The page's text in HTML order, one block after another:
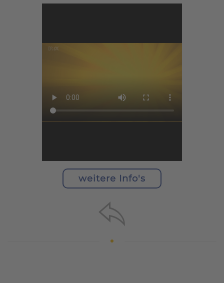
powered byUsercentrics
weitere Info's